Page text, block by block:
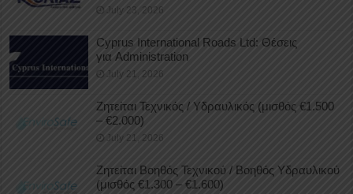
July 23, 2026
Cyprus International Roads Ltd: Θέσεις
για Administration
July 21, 2026
Ζητείται Τεχνικός / Υδραυλικός (μισθός €1.500
– €2.000)
July 21, 2026
Ζητείται Βοηθός Τεχνικού / Βοηθός Υδραυλικού
(μισθός €1.300 – €1.600)